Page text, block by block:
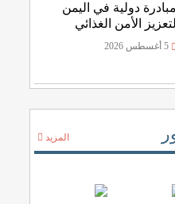
مبادرة دولية في اليمن
لتعزيز الأمن الغذائي
5 أغسطس 2026
المزيد